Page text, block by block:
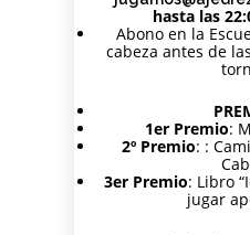
hasta las
Abono en la
cabeza antes de
1er Premio:
2º Premio: :
3er Premio: Libro
jugar